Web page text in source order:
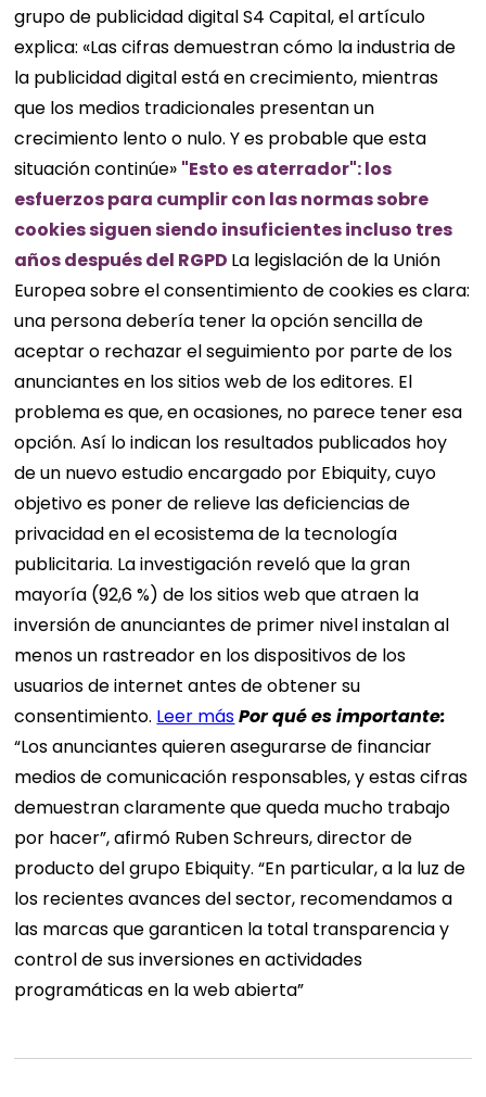
grupo de publicidad digital S4 Capital, el artículo
explica: «Las cifras demuestran cómo la industria de
la publicidad digital está en crecimiento, mientras
que los medios tradicionales presentan un
crecimiento lento o nulo. Y es probable que esta
situación continúe» "Esto es aterrador": los
esfuerzos para cumplir con las normas sobre
cookies siguen siendo insuficientes incluso tres
años después del RGPD La legislación de la Unión
Europea sobre el consentimiento de cookies es clara:
una persona debería tener la opción sencilla de
aceptar o rechazar el seguimiento por parte de los
anunciantes en los sitios web de los editores. El
problema es que, en ocasiones, no parece tener esa
opción. Así lo indican los resultados publicados hoy
de un nuevo estudio encargado por Ebiquity, cuyo
objetivo es poner de relieve las deficiencias de
privacidad en el ecosistema de la tecnología
publicitaria. La investigación reveló que la gran
mayoría (92,6 %) de los sitios web que atraen la
inversión de anunciantes de primer nivel instalan al
menos un rastreador en los dispositivos de los
usuarios de internet antes de obtener su
consentimiento. Leer másPor qué es importante:
“Los anunciantes quieren asegurarse de financiar
medios de comunicación responsables, y estas cifras
demuestran claramente que queda mucho trabajo
por hacer”, afirmó Ruben Schreurs, director de
producto del grupo Ebiquity. “En particular, a la luz de
los recientes avances del sector, recomendamos a
las marcas que garanticen la total transparencia y
control de sus inversiones en actividades
programáticas en la web abierta”